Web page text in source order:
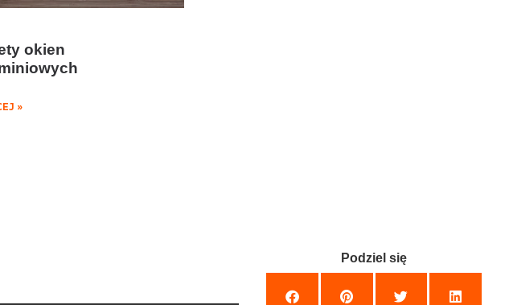
okien
»
Podziel się